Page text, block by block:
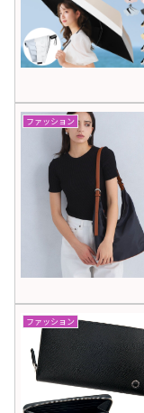
ファッション